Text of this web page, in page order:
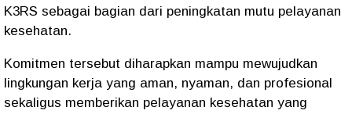
K3RS sebagai bagian dari peningkatan mutu pelayanan
kesehatan.
Komitmen tersebut diharapkan mampu mewujudkan
lingkungan kerja yang aman, nyaman, dan profesional
sekaligus memberikan pelayanan kesehatan yang